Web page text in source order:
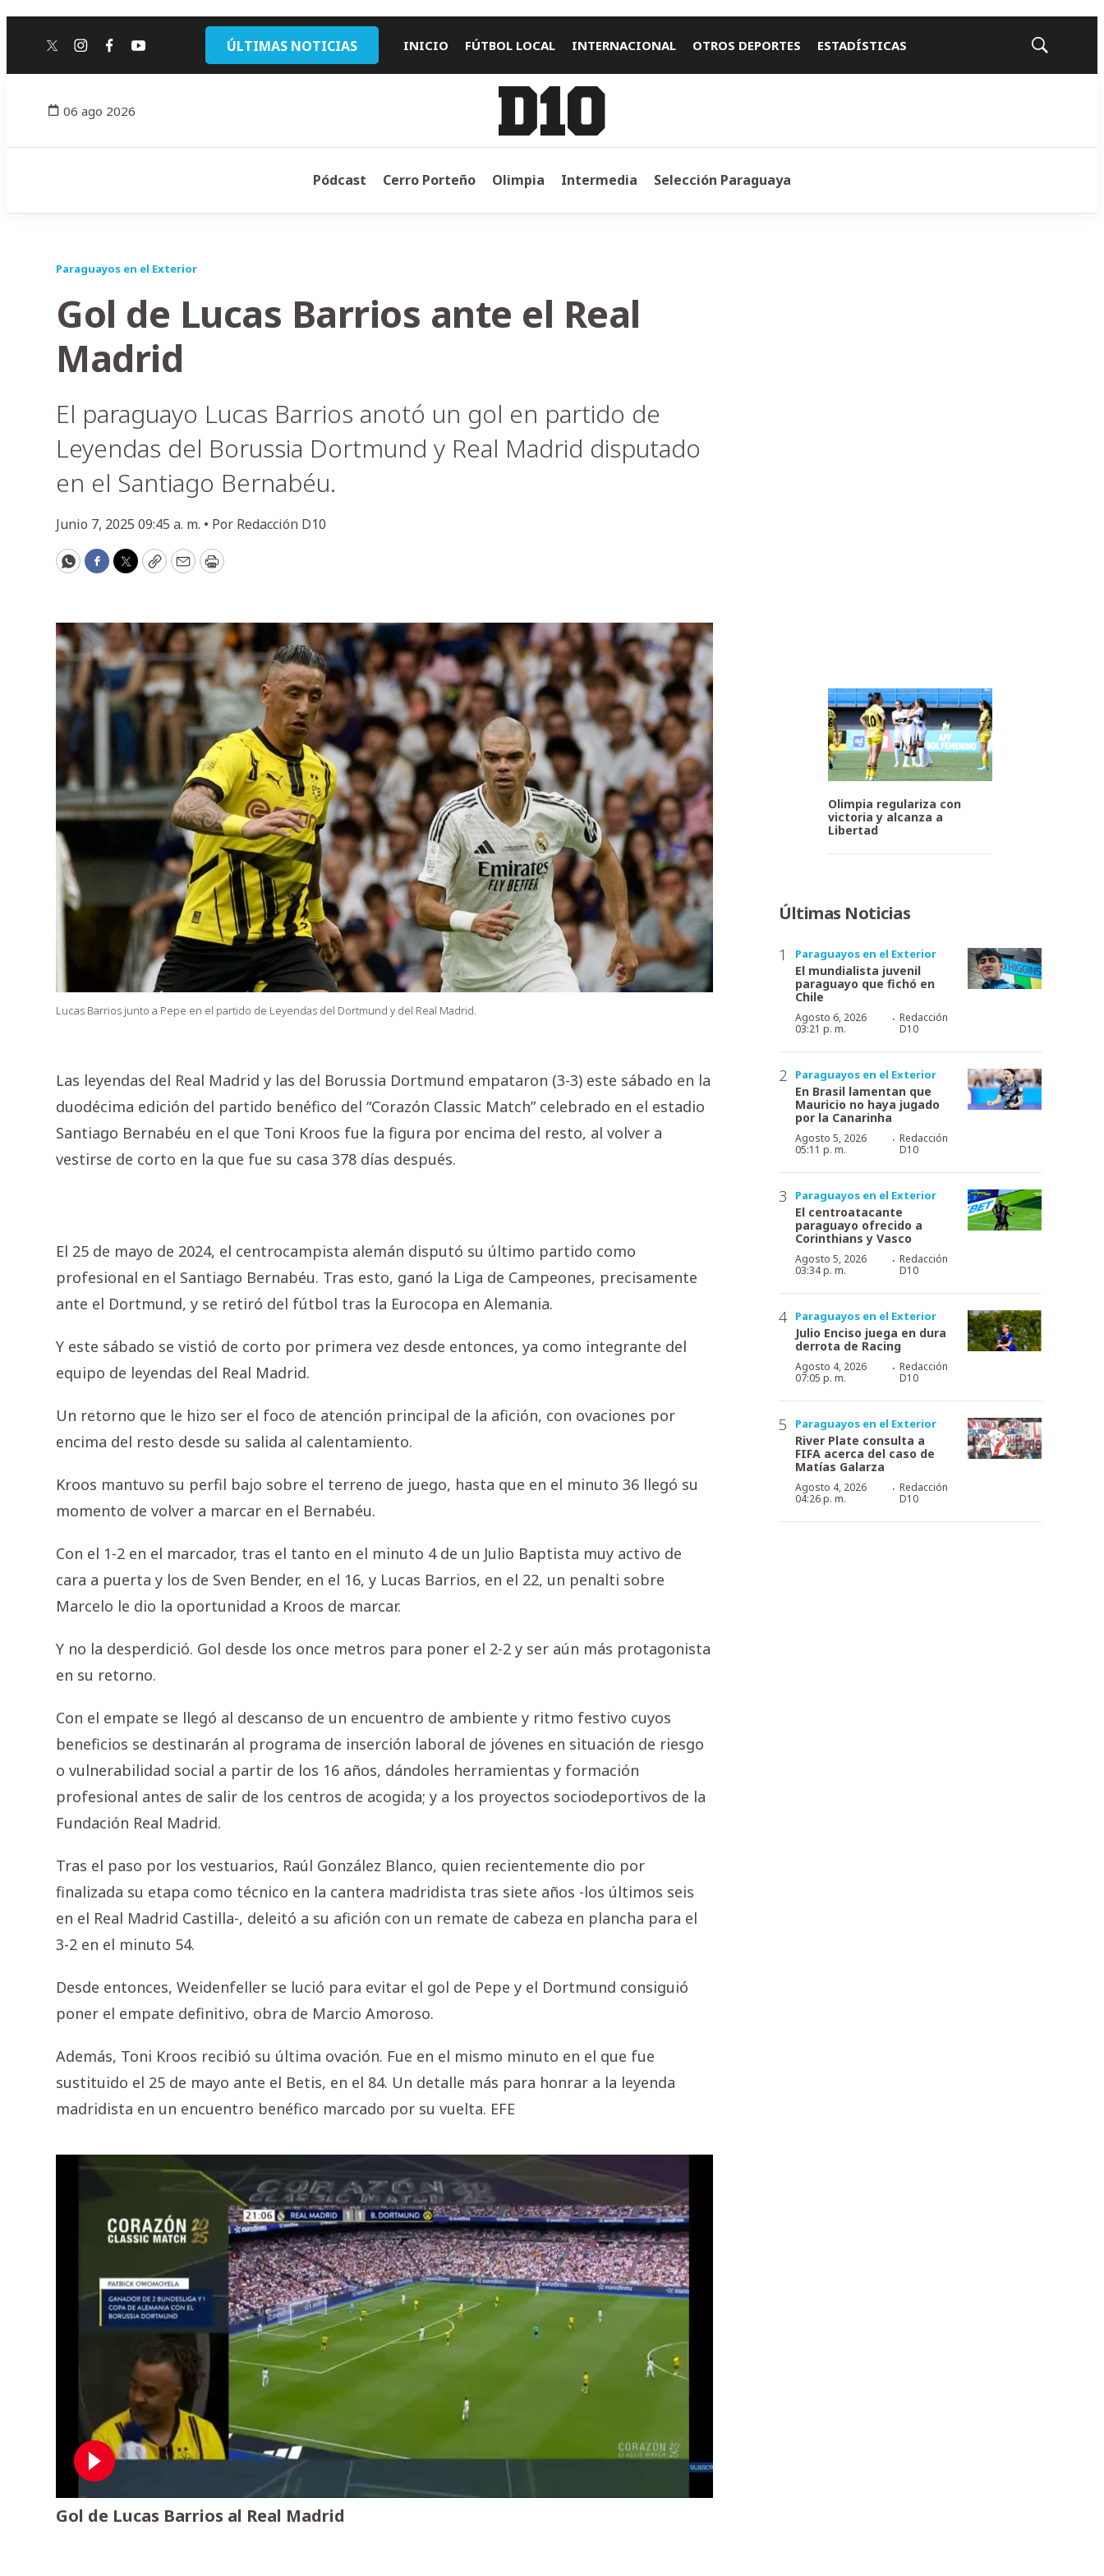
twitterinstagram
facebook
youtube ÚLTIMAS NOTICIAS INICIO FÚTBOL LOCAL INTERNACIONAL OTROS DEPORTES ESTADÍSTICAS
Mostrar
06 ago 2026
Pódcast Cerro Porteño Olimpia Intermedia Selección Paraguaya
Paraguayos en el Exterior
Gol de Lucas Barrios ante el Real
Madrid
El paraguayo Lucas Barrios anotó un gol en partido de
Leyendas del Borussia Dortmund y Real Madrid disputado
en el Santiago Bernabéu.
Junio 7, 2025 09:45 a. m. • Por Redacción D10
WhatsApp
Facebook
Twitter
CopyEmailPrint
Lucas Barrios junto a Pepe en el partido de Leyendas del Dortmund y del Real Madrid.
Las leyendas del Real Madrid y las del Borussia Dortmund empataron (3-3) este sábado en la
duodécima edición del partido benéfico del “Corazón Classic Match” celebrado en el estadio
Santiago Bernabéu en el que Toni Kroos fue la figura por encima del resto, al volver a
vestirse de corto en la que fue su casa 378 días después.
El 25 de mayo de 2024, el centrocampista alemán disputó su último partido como
profesional en el Santiago Bernabéu. Tras esto, ganó la Liga de Campeones, precisamente
ante el Dortmund, y se retiró del fútbol tras la Eurocopa en Alemania.
Y este sábado se vistió de corto por primera vez desde entonces, ya como integrante del
equipo de leyendas del Real Madrid.
Un retorno que le hizo ser el foco de atención principal de la afición, con ovaciones por
encima del resto desde su salida al calentamiento.
Kroos mantuvo su perfil bajo sobre el terreno de juego, hasta que en el minuto 36 llegó su
momento de volver a marcar en el Bernabéu.
Con el 1-2 en el marcador, tras el tanto en el minuto 4 de un Julio Baptista muy activo de
cara a puerta y los de Sven Bender, en el 16, y Lucas Barrios, en el 22, un penalti sobre
Marcelo le dio la oportunidad a Kroos de marcar.
Y no la desperdició. Gol desde los once metros para poner el 2-2 y ser aún más protagonista
en su retorno.
Con el empate se llegó al descanso de un encuentro de ambiente y ritmo festivo cuyos
beneficios se destinarán al programa de inserción laboral de jóvenes en situación de riesgo
o vulnerabilidad social a partir de los 16 años, dándoles herramientas y formación
profesional antes de salir de los centros de acogida; y a los proyectos sociodeportivos de la
Fundación Real Madrid.
Tras el paso por los vestuarios, Raúl González Blanco, quien recientemente dio por
finalizada su etapa como técnico en la cantera madridista tras siete años -los últimos seis
en el Real Madrid Castilla-, deleitó a su afición con un remate de cabeza en plancha para el
3-2 en el minuto 54.
Desde entonces, Weidenfeller se lució para evitar el gol de Pepe y el Dortmund consiguió
poner el empate definitivo, obra de Marcio Amoroso.
Además, Toni Kroos recibió su última ovación. Fue en el mismo minuto en el que fue
sustituido el 25 de mayo ante el Betis, en el 84. Un detalle más para honrar a la leyenda
madridista en un encuentro benéfico marcado por su vuelta. EFE
Gol de Lucas Barrios al Real Madrid
Olimpia regulariza con
victoria y alcanza a
Libertad
Últimas Noticias
Paraguayos en el Exterior
El mundialista juvenil
paraguayo que fichó en
Chile
Agosto 6, 2026
03:21 p. m.
· Redacción
D10
Paraguayos en el Exterior
En Brasil lamentan que
Mauricio no haya jugado
por la Canarinha
Agosto 5, 2026
05:11 p. m.
· Redacción
D10
Paraguayos en el Exterior
El centroatacante
paraguayo ofrecido a
Corinthians y Vasco
Agosto 5, 2026
03:34 p. m.
· Redacción
D10
Paraguayos en el Exterior
Julio Enciso juega en dura
derrota de Racing
Agosto 4, 2026
07:05 p. m.
· Redacción
D10
Paraguayos en el Exterior
River Plate consulta a
FIFA acerca del caso de
Matías Galarza
Agosto 4, 2026
04:26 p. m.
· Redacción
D10